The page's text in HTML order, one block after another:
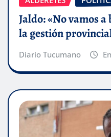
Jaldo: «No vamos
la gestión
Diario Tucumano